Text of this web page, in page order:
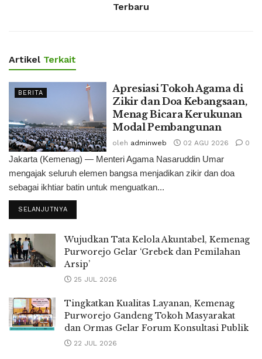
Terbaru
Artikel Terkait
BERITA
Apresiasi Tokoh Agama di
Zikir dan Doa Kebangsaan,
Menag Bicara Kerukunan
Modal Pembangunan
oleh adminweb 02 AGU 2026 0
Jakarta (Kemenag) — Menteri Agama Nasaruddin Umar
mengajak seluruh elemen bangsa menjadikan zikir dan doa
sebagai ikhtiar batin untuk menguatkan...
SELANJUTNYA
Wujudkan Tata Kelola Akuntabel, Kemenag
Purworejo Gelar ‘Grebek dan Pemilahan
Arsip’
25 JUL 2026
Tingkatkan Kualitas Layanan, Kemenag
Purworejo Gandeng Tokoh Masyarakat
dan Ormas Gelar Forum Konsultasi Publik
22 JUL 2026